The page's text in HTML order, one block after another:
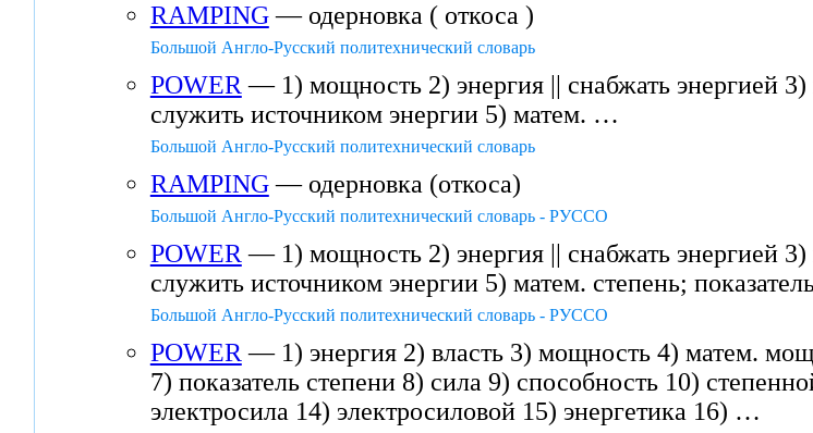
RAMPING— одерновка ( откоса )
Большой Англо-Русский политехнический словарь
POWER — 1) мощность 2) энергия || снабжать энергией 3)
служить источником энергии 5) матем. …
Большой Англо-Русский политехнический словарь
RAMPING— одерновка (откоса)
Большой Англо-Русский политехнический словарь - РУССО
POWER — 1) мощность 2) энергия || снабжать энергией 3)
служить источником энергии 5) матем. степень;
Большой Англо-Русский политехнический словарь - РУССО
POWER — 1) энергия 2) власть 3) мощность 4) матем.
7) показатель степени 8) сила 9) способность 10)
электросила 14) электросиловой 15) энергетика 16) …